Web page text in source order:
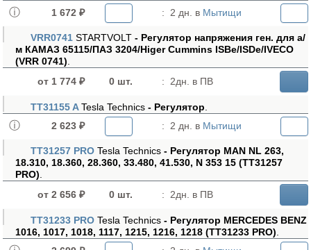
1 672 ₽
: 2 дн. в Мытищи
VRR0741 STARTVOLT - Регулятор напряжения ген. для а/
м КАМАЗ 65115/ПАЗ 3204/Higer Cummins ISBe/ISDe/IVECO
(VRR 0741)
от 1 774 ₽
0 шт. : 2дн. в ПВ
TT31155 ATesla Technics - Регулятор
2 623 ₽
: 2 дн. в Мытищи
TT31257 PRO Tesla Technics - Регулятор MAN NL 263,
18.310, 18.360, 28.360, 33.480, 41.530, N 353 15 (TT31257
PRO)
от 2 656 ₽
0 шт. : 2дн. в ПВ
TT31233 PRO Tesla Technics - Регулятор MERCEDES BENZ
1016, 1017, 1018, 1117, 1215, 1216, 1218 (TT31233 PRO)